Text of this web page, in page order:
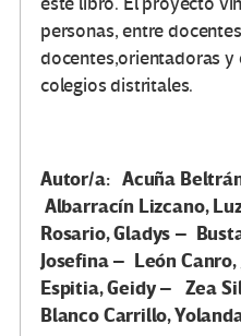
personas, entre
docentes,orientadoras y
colegios distritales.
Autor/a: Acuña
Albarracín Lizcano,
Rosario, Gladys –
Josefina – León
Espitia, Geidy – Zea
Blanco Carrillo,